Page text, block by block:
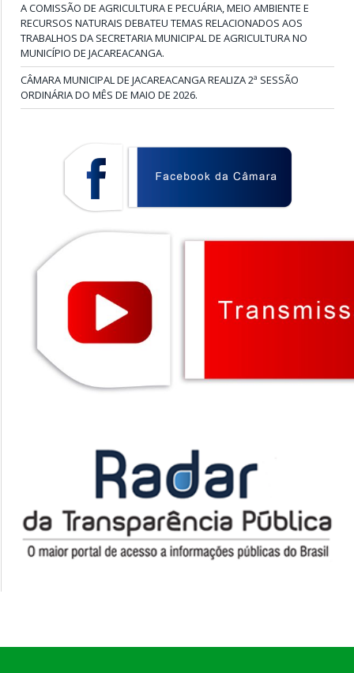
A COMISSÃO DE AGRICULTURA E PECUÁRIA, MEIO AMBIENTE E
RECURSOS NATURAIS DEBATEU TEMAS RELACIONADOS AOS
TRABALHOS DA SECRETARIA MUNICIPAL DE AGRICULTURA NO
MUNICÍPIO DE JACAREACANGA.
CÂMARA MUNICIPAL DE JACAREACANGA REALIZA 2ª SESSÃO
ORDINÁRIA DO MÊS DE MAIO DE 2026.